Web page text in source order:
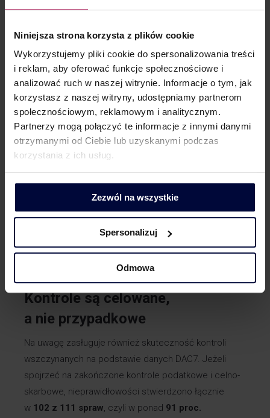
Niniejsza strona korzysta z plików cookie
Wykorzystujemy pliki cookie do spersonalizowania treści
i reklam, aby oferować funkcje społecznościowe i
analizować ruch w naszej witrynie. Informacje o tym, jak
korzystasz z naszej witryny, udostępniamy partnerom
społecznościowym, reklamowym i analitycznym.
Partnerzy mogą połączyć te informacje z innymi danymi
otrzymanymi od Ciebie lub uzyskanymi podczas
korzystania z ich usług.
Zezwól na wszystkie
Spersonalizuj
Odmowa
wskazania źródła towarów albo sposobu rozliczenia
ani kontrola celno-skarbowa. Nie oznacza to jednak,
że taki kontakt można potraktować rutynowo.
To właśnie na tym etapie często rozstrzyga się,
czy sprawa zakończy się wyjaśnieniem wątpliwości,
czy zostanie przekazana do dalszej weryfikacji.
W takiej sytuacji dobrze przygotowane stanowisko
może przesądzić o dalszym kierunku sprawy. Podatnik
może wykazywać przykładowo, że sprzedaż dotyczyła
majątku prywatnego, miała charakter incydentalny,
obejmowała rzeczy używane albo nie była
wykazanie, że nie doszło do utraty prawa
do zwolnienia albo że organ błędnie zakwalifikował
sprzedawany towar do kategorii objętej wyłączeniem.
Kontrole są celowane,
a nie przypadkowe
Na uwagę zasługuje również skuteczność kontroli
wszczynanych na podstawie danych DAC7. Jeżeli
spojrzeć na zakończone kontrole podatkowe i celno-
skarbowe, nieprawidłowości stwierdzono łącznie
w 102 z 111 spraw, czyli w ponad 91 proc.